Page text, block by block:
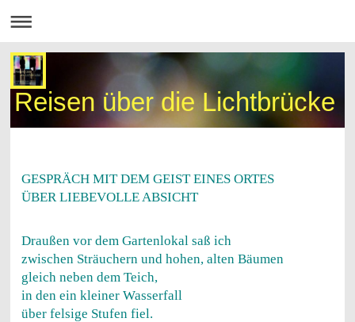
Reisen über die Lichtbrücke
GESPRÄCH MIT DEM GEIST EINES ORTES
ÜBER LIEBEVOLLE ABSICHT
Draußen vor dem Gartenlokal saß ich
zwischen Sträuchern und hohen, alten Bäumen
gleich neben dem Teich,
in den ein kleiner Wasserfall
über felsige Stufen fiel.